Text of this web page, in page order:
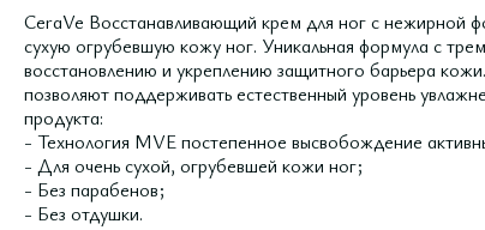
CeraVe Восстанавливающий крем для ног с нежирной
сухую огрубевшую кожу ног. Уникальная формула с
восстановлению и укреплению защитного барьера
позволяют поддерживать естественный уровень
продукта:
- Технология MVE постепенное высвобождение
- Для очень сухой, огрубевшей кожи ног;
- Без парабенов;
- Без отдушки.